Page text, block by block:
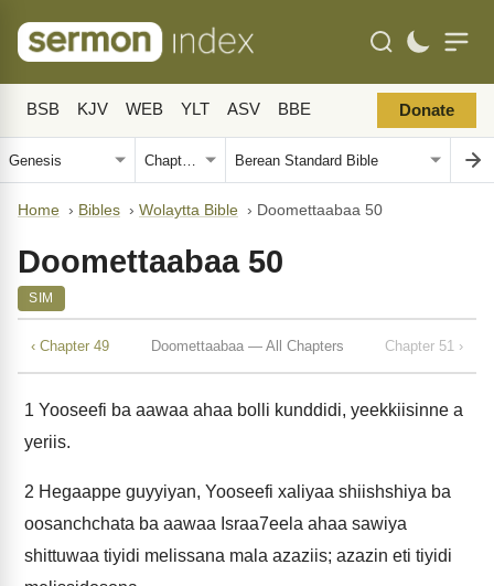
BSB KJV WEB YLT ASV BBE Donate
Home › Bibles › Wolaytta Bible › Doomettaabaa 50
Doomettaabaa 50
SIM
‹ Chapter 49 Doomettaabaa — All Chapters Chapter 51 ›
1 Yooseefi ba aawaa ahaa bolli kunddidi, yeekkiisinne a
yeriis.
2 Hegaappe guyyiyan, Yooseefi xaliyaa shiishshiya ba
oosanchchata ba aawaa Israa7eela ahaa sawiya
shittuwaa tiyidi melissana mala azaziis; azazin eti tiyidi